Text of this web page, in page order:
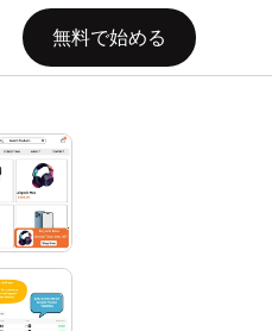
無料で始める